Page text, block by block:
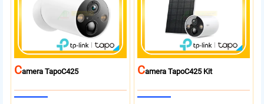
CAmera TapoC425 CAmera TapoC425 Kit